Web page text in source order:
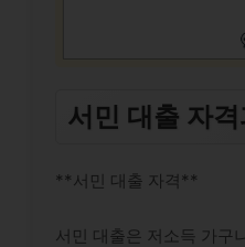
서민 대출 자
**서민 대출 자격**
서민 대출은 저소득 가구